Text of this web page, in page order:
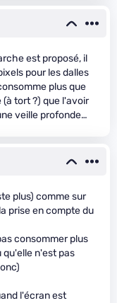
est proposé, il
pour les dalles
plus que
tort ?) que l'avoir
veille profonde…
plus) comme sur
prise en compte du
consommer plus
qu'elle n'est pas
l'écran est